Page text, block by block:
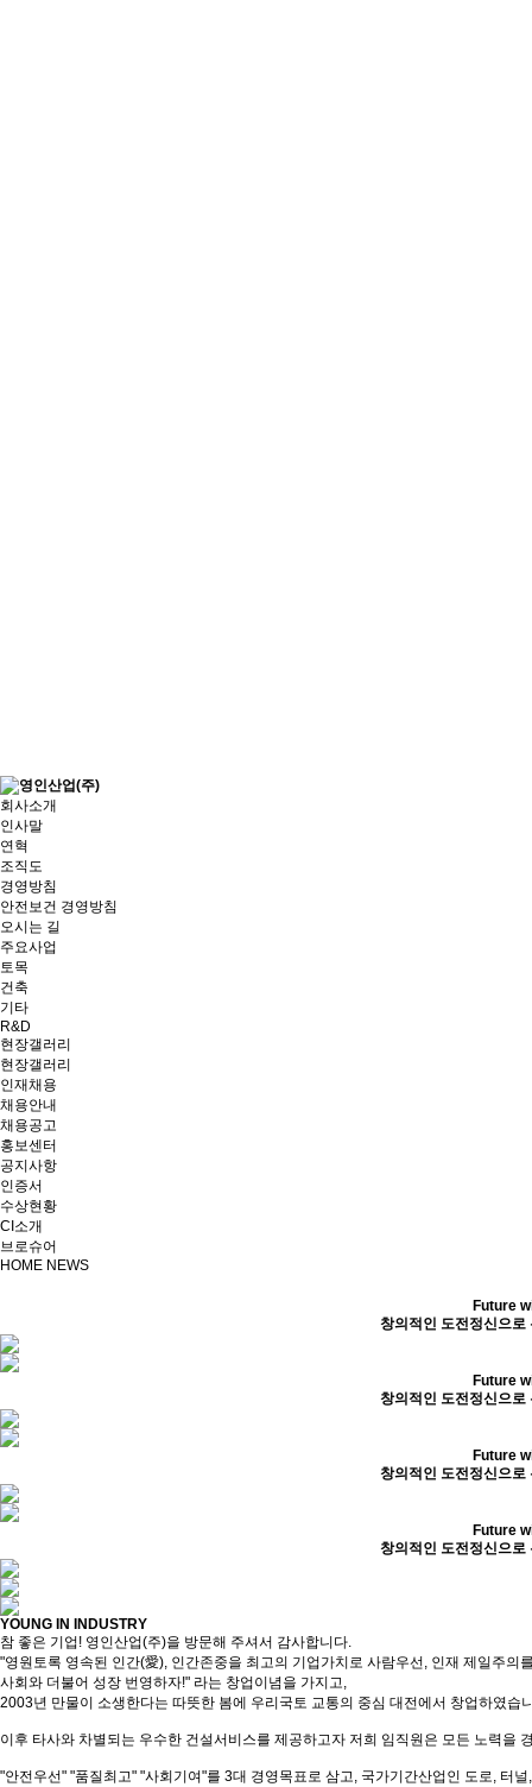
회사소개
인사말
연혁
조직도
경영방침
안전보건 경영방침
오시는 길
주요사업
토목
건축
기타
R&D
현장갤러리
현장갤러리
인재채용
채용안내
채용공고
홍보센터
공지사항
인증서
수상현황
CI소개
브로슈어
HOME NEWS
Future
창의적인 도전정신으로
Future
창의적인 도전정신으로
Future
창의적인 도전정신으로
Future
창의적인 도전정신으로
YOUNG IN INDUSTRY
참 좋은 기업! 영인산업(주)을 방문해 주셔서 감사합니다.
"영원토록 영속된 인간(愛), 인간존중을 최고의 기업가치로 사람우선, 인재 제일주의
사회와 더불어 성장 번영하자!" 라는 창업이념을 가지고,
2003년 만물이 소생한다는 따뜻한 봄에 우리국토 교통의 중심 대전에서 창업하였습
이후 타사와 차별되는 우수한 건설서비스를 제공하고자 저희 임직원은 모든 노력을
"안전우선" "품질최고" "사회기여"를 3대 경영목표로 삼고, 국가기간산업인 도로, 터